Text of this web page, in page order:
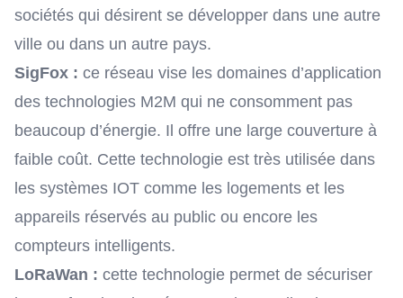
sociétés qui désirent se développer dans une autre
ville ou dans un autre pays.
SigFox : ce réseau vise les domaines d’application
des technologies M2M qui ne consomment pas
beaucoup d’énergie. Il offre une large couverture à
faible coût. Cette technologie est très utilisée dans
les systèmes IOT comme les logements et les
appareils réservés au public ou encore les
compteurs intelligents.
LoRaWan : cette technologie permet de sécuriser